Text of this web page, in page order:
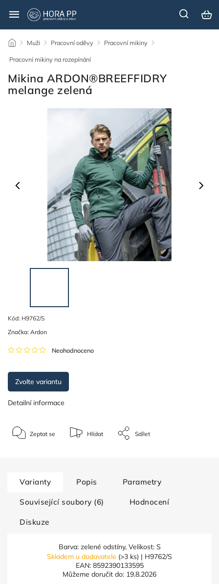
/ Muži / Pracovní oděvy / Pracovní mikiny /
Pracovní mikiny na rozepínání
Mikina ARDON®BREEFFIDRY
melange zelená
Kód: H9762/S
Neohodnoceno
Značka: Ardon
Zvolte variantu
Detailní informace
Zeptat se Hlídat Sdílet
Varianty Popis Parametry
Související soubory (6) Hodnocení
Diskuze
Barva: zelené odstíny, Velikost: S
Skladem u dodavatele (>3 ks) | H9762/S
EAN: 8592390133595
Můžeme doručit do: 19.8.2026